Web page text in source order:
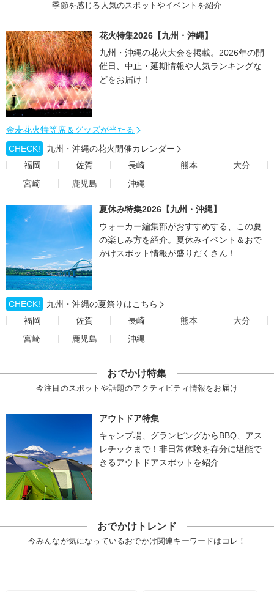
季節を感じる人気のスポットやイベントを紹介
花火特集2026【九州・沖縄】
九州・沖縄の花火大会を掲載。2026年の開
催日、中止・延期情報や人気ランキングな
どをお届け！
金麦花火特等席＆グッズが当たる
CHECK!
九州・沖縄の花火開催カレンダー
福岡
佐賀 長崎 熊本
大分
宮崎
鹿児島 沖縄
夏休み特集2026【九州・沖縄】
ウォーカー編集部がおすすめする、この夏
の楽しみ方を紹介。夏休みイベント＆おで
かけスポット情報が盛りだくさん！
CHECK!
九州・沖縄の夏祭りはこちら
福岡
佐賀 長崎 熊本
大分
宮崎
鹿児島 沖縄
おでかけ特集
今注目のスポットや話題のアクティビティ情報をお届け
アウトドア特集
キャンプ場、グランピングからBBQ、アス
レチックまで！非日常体験を存分に堪能で
きるアウトドアスポットを紹介
おでかけトレンド
今みんなが気になっているおでかけ関連キーワードはコレ！